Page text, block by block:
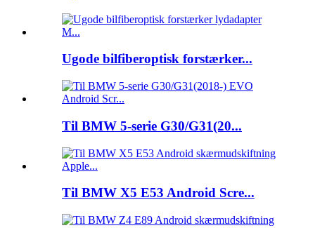
Ugode bilfiberoptisk forstærker...
Til BMW 5-serie G30/G31(20...
Til BMW X5 E53 Android Scre...